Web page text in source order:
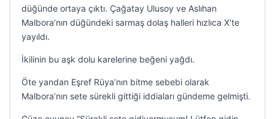
düğünde ortaya çıktı. Çağatay Ulusoy ve Aslıhan
Malbora’nın düğündeki sarmaş dolaş halleri hızlıca X’te
yayıldı.
İkilinin bu aşk dolu karelerine beğeni yağdı.
Öte yandan Eşref Rüya’nın bitme sebebi olarak
Malbora’nın sete sürekli gittiği iddiaları gündeme gelmişti.